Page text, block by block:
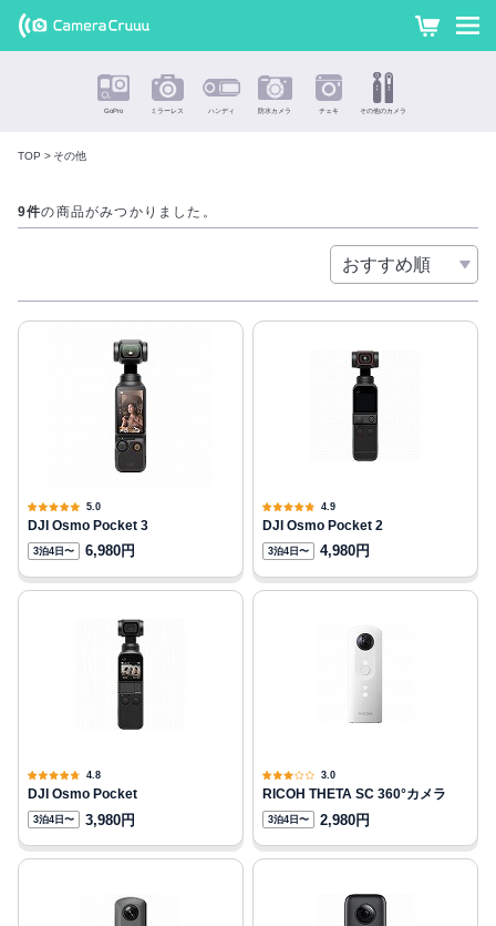
オズモポ
ケットや
360°カメ
ラを格安価
タル !
カ
GoPro ミラーレス ハンディ 防水カメラ チェキ その他のカメラ
TOP その他
その他
9件の商品がみつかりました。
5.0
DJI Osmo Pocket 3
3泊4日〜 6,980円
4.9
DJI Osmo Pocket 2
3泊4日〜 4,980円
4.8
DJI Osmo Pocket
3泊4日〜 3,980円
3.0
RICOH THETA SC 360°カメラ
3泊4日〜 2,980円